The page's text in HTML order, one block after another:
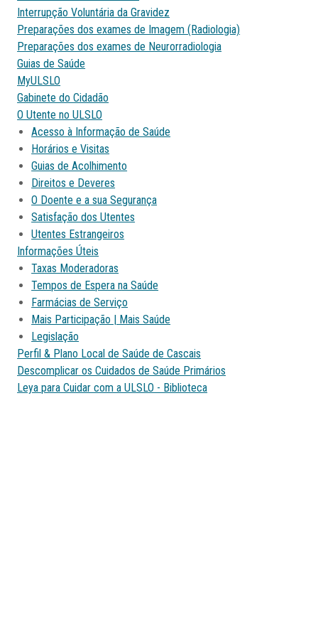
Interrupção Voluntária da Gravidez
Preparações dos exames de Imagem (Radiologia)
Preparações dos exames de Neurorradiologia
Guias de Saúde
MyULSLO
Gabinete do Cidadão
O Utente no ULSLO
Acesso à Informação de Saúde
Horários e Visitas
Guias de Acolhimento
Direitos e Deveres
O Doente e a sua Segurança
Satisfação dos Utentes
Utentes Estrangeiros
Informações Úteis
Taxas Moderadoras
Tempos de Espera na Saúde
Farmácias de Serviço
Mais Participação | Mais Saúde
Legislação
Perfil & Plano Local de Saúde de Cascais
Descomplicar os Cuidados de Saúde Primários
Leya para Cuidar com a ULSLO - Biblioteca